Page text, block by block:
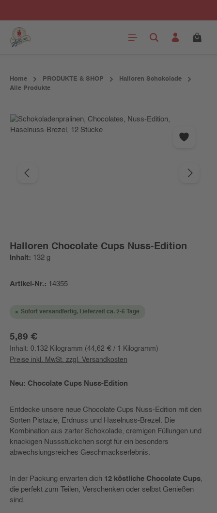
Home PRODUKTE & SHOP
Halloren Schokolade
Alle Produkte
Bildergalerie überspringen
Halloren Chocolate Cups Nuss-Edition
Inhalt: 132 g
Artikel-Nr.: 14355
Sofort versandfertig, Lieferzeit ca. 2-5 Tage
Regulärer Preis:
5,89 €
Inhalt: 0.132 Kilogramm (44,62 € / 1 Kilogramm)
Preise inkl. MwSt. zzgl. Versandkosten
Neu: Chocolate Cups Nuss-Edition
Entdecke unsere neue Chocolate Cups Nuss-Edition mit den
Sorten Pistazie, Erdnuss und Haselnuss-Brezel. Die
Kombination aus zarter Schokolade, cremigen Füllungen und
knackigen Nussstückchen sorgt für ein besonders
abwechslungsreiches Geschmackserlebnis.
In der Packung erwarten dich 12 köstliche Chocolate Cups,
die perfekt zum Teilen, Verschenken oder selbst Genießen
sind.